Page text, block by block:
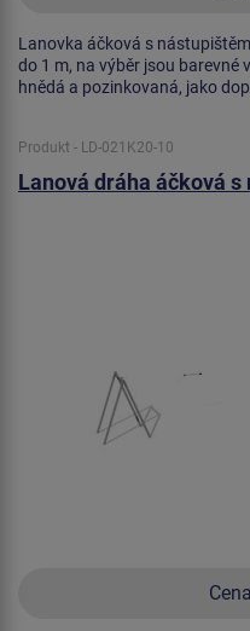
Lanovka áčková s
do 1 m, na výběr jsou barevné
hnědá a pozinkovaná, jako
Produkt - LD-021K20-10
Lanová dráha áčková